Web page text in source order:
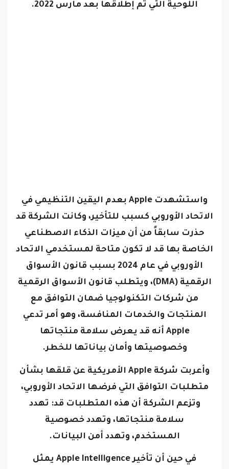
اللوحية التي تم إطلاقها بعد مارس 2022.
واستشهدت Apple بعدم اليقين التنظيمي في
الاتحاد الأوروبي كسبب للتأخير، وكانت الشركة قد
حذرت سابقاً من أن ميزات الذكاء الاصطناعي
الخاصة بها قد لا تكون متاحة لمستخدمي الاتحاد
الأوروبي في عام 2024 بسبب قانون الأسواق
الرقمية (DMA)، ويتطلب قانون الأسواق الرقمية
من شركات التكنولوجيا ضمان التوافق مع
المنتجات والخدمات المنافسة، وهو أمر تدعي
Apple أنه قد يعرض سلامة منتجاتها
وخصوصيتها وأمان بياناتها للخطر.
وأعربت شركة Apple الأمريكية عن قلقها بشأن
متطلبات التوافق التي فرضها الاتحاد الأوروبي،
وتزعم الشركة أن هذه المتطلبات قد: تهدد
سلامة منتجاتها، وتهدد خصوصية
المستخدم، وتهدد أمن البيانات.
في حين أن تأخير Apple Intelligence يمثل